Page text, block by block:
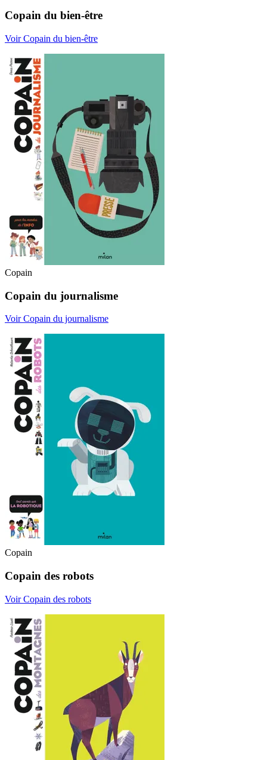
Copain du bien-être
Voir Copain du bien-être
Copain
Copain du journalisme
Voir Copain du journalisme
Copain
Copain des robots
Voir Copain des robots